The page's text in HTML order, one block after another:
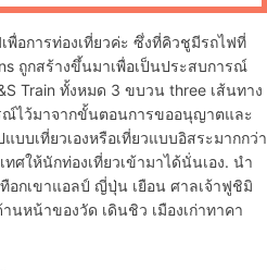
พื่อการท่องเที่ยวค่ะ ซึ่งที่คิวชูมีรถไฟที่
ถูกสร้างขึ้นมาเพื่อเป็นประสบการณ์
Train ทั้งหมด 3 ขบวน three เส้นทาง
ณ์ไว้มาจากขั้นตอนการขออนุญาตและ
บเที่ยวเองหรือเที่ยวแบบอิสระมากกว่า
ศให้นักท่องเที่ยวเข้ามาได้นั่นเอง. นำ
อกเขาแอลป์ ญี่ปุ่น เยือน ศาลเจ้าฟูชิมิ
หน้าของวัด เดินชิว เมืองเก่าทาคา